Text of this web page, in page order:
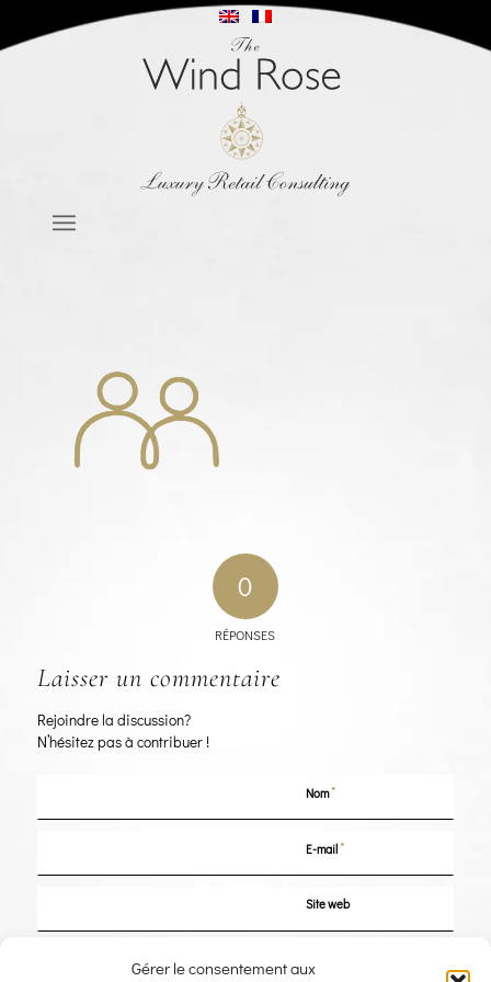
Gérer le consentement aux
0
RÉPONSES
Laisser un commentaire
Rejoindre la discussion?
N’hésitez pas à contribuer !
Nom*
E-mail*
Site web
Enregistrer mon nom, mon e-mail et mon site dans le navigateur pour mon
prochain commentaire.